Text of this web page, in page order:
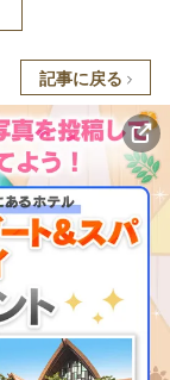
記事に戻る